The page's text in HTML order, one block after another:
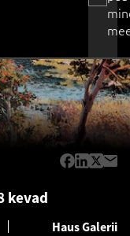
kevad
Haus Galerii